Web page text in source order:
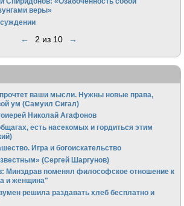
веры»
← 2 из 10 →
ваши мысли. Нужны новые права,
ум (Самуил Сигал)
Николай Агафонов
есть насекомых и гордиться этим
Игра и богоискательство
(Сергей Шаргунов)
Минздрав поменял философское отношение к
и женщина"
решила раздавать хлеб бесплатно и